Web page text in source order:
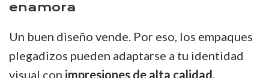
enamora
Un buen diseño vende. Por eso, los empaques
plegadizos pueden adaptarse a tu identidad
visual con impresiones de alta calidad,